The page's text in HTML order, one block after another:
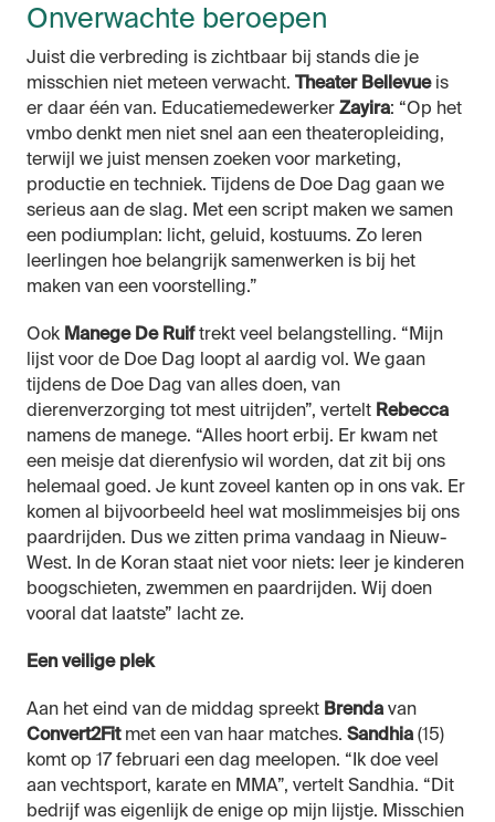
Onverwachte beroepen
Juist die verbreding is zichtbaar bij stands die je
misschien niet meteen verwacht.
Theater Bellevueis
er daar één van. Educatiemedewerker Zayira: “Op het
vmbo denkt men niet snel aan een theateropleiding,
terwijl we juist mensen zoeken voor marketing,
productie en techniek. Tijdens de Doe Dag gaan we
serieus aan de slag. Met een script maken we samen
een podiumplan: licht, geluid, kostuums. Zo leren
leerlingen hoe belangrijk samenwerken is bij het
maken van een voorstelling.”
Ook Manege De Ruiftrekt veel belangstelling. “Mijn
lijst voor de Doe Dag loopt al aardig vol. We gaan
tijdens de Doe Dag van alles doen, van
dierenverzorging tot mest uitrijden”, vertelt Rebecca
namens de manege. “Alles hoort erbij. Er kwam net
een meisje dat dierenfysio wil worden, dat zit bij ons
helemaal goed. Je kunt zoveel kanten op in ons vak. Er
komen al bijvoorbeeld heel wat moslimmeisjes bij ons
paardrijden. Dus we zitten prima vandaag in Nieuw-
West. In de Koran staat niet voor niets: leer je kinderen
boogschieten, zwemmen en paardrijden. Wij doen
vooral dat laatste” lacht ze.
Een veilige plek
Aan het eind van de middag spreekt Brendavan
Convert2Fitmet een van haar matches. Sandhia(15)
komt op 17 februari een dag meelopen. “Ik doe veel
aan vechtsport, karate en MMA”, vertelt Sandhia. “Dit
bedrijf was eigenlijk de enige op mijn lijstje. Misschien